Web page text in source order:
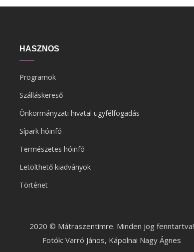
HASZNOS
Programok
Szálláskereső
Önkormányzati hivatal ügyfélfogadás
Sípark hóinfó
Természetes hóinfó
Letölthető kiadványok
Történet
2020 © Mátraszentimre. Minden jog fenntartva!
Fotók: Varró János, Kápolnai Nagy Ágnes